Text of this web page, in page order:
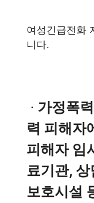
여성긴급전화
니다.
ㆍ 가정폭
력 피해자
피해자 임
료기관,
보호시설